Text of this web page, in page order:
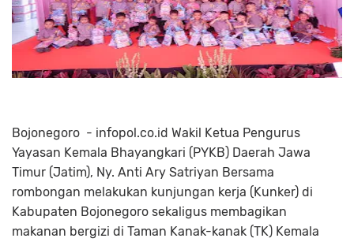
Bojonegoro - infopol.co.id Wakil Ketua Pengurus
Yayasan Kemala Bhayangkari (PYKB) Daerah Jawa
Timur (Jatim), Ny. Anti Ary Satriyan Bersama
rombongan melakukan kunjungan kerja (Kunker) di
Kabupaten Bojonegoro sekaligus membagikan
makanan bergizi di Taman Kanak-kanak (TK) Kemala